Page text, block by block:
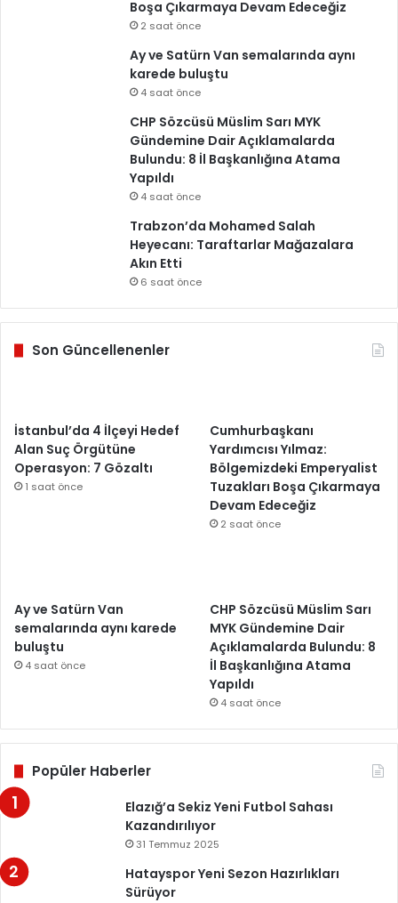
Boşa Çıkarmaya Devam Edeceğiz
2 saat önce
Ay ve Satürn Van semalarında aynı
karede buluştu
4 saat önce
CHP Sözcüsü Müslim Sarı MYK
Gündemine Dair Açıklamalarda
Bulundu: 8 İl Başkanlığına Atama
Yapıldı
4 saat önce
Trabzon’da Mohamed Salah
Heyecanı: Taraftarlar Mağazalara
Akın Etti
6 saat önce
Son Güncellenenler
İstanbul’da 4 İlçeyi Hedef
Alan Suç Örgütüne
Operasyon: 7 Gözaltı
1 saat önce
Cumhurbaşkanı
Yardımcısı Yılmaz:
Bölgemizdeki Emperyalist
Tuzakları Boşa Çıkarmaya
Devam Edeceğiz
2 saat önce
Ay ve Satürn Van
semalarında aynı karede
buluştu
4 saat önce
CHP Sözcüsü Müslim Sarı
MYK Gündemine Dair
Açıklamalarda Bulundu: 8
İl Başkanlığına Atama
Yapıldı
4 saat önce
Popüler Haberler
Elazığ’a Sekiz Yeni Futbol Sahası
Kazandırılıyor
31 Temmuz 2025
Hatayspor Yeni Sezon Hazırlıkları
Sürüyor